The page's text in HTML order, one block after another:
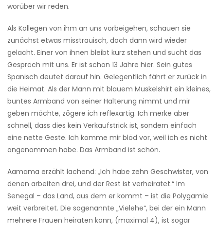
worüber wir reden.
Als Kollegen von ihm an uns vorbeigehen, schauen sie
zunächst etwas misstrauisch, doch dann wird wieder
gelacht. Einer von ihnen bleibt kurz stehen und sucht das
Gespräch mit uns. Er ist schon 13 Jahre hier. Sein gutes
Spanisch deutet darauf hin. Gelegentlich fährt er zurück in
die Heimat. Als der Mann mit blauem Muskelshirt ein kleines,
buntes Armband von seiner Halterung nimmt und mir
geben möchte, zögere ich reflexartig. Ich merke aber
schnell, dass dies kein Verkaufstrick ist, sondern einfach
eine nette Geste. Ich komme mir blöd vor, weil ich es nicht
angenommen habe. Das Armband ist schön.
Aamama erzählt lachend: „Ich habe zehn Geschwister, von
denen arbeiten drei, und der Rest ist verheiratet.“ Im
Senegal – das Land, aus dem er kommt – ist die Polygamie
weit verbreitet. Die sogenannte „Vielehe“, bei der ein Mann
mehrere Frauen heiraten kann, (maximal 4), ist sogar